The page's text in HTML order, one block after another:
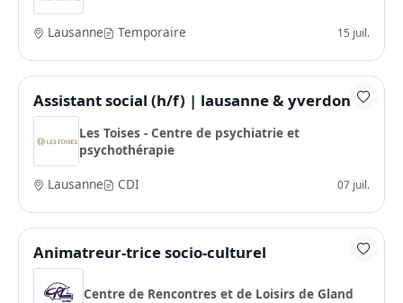
Lausanne Temporaire 15 juil.
Assistant social (h/f) | lausanne & yverdon
Les Toises - Centre de psychiatrie et
psychothérapie
Lausanne
CDI 07 juil.
Animatreur-trice socio-culturel
Centre de Rencontres et de Loisirs de Gland